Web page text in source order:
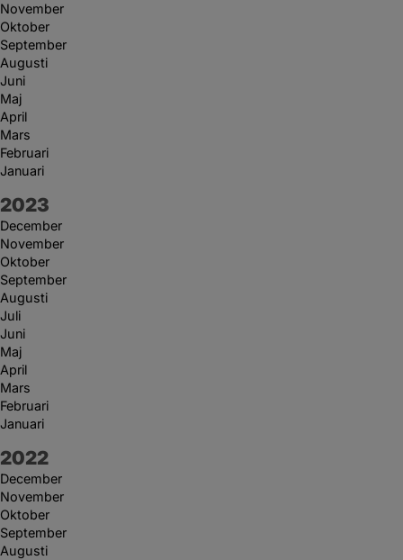
November
Oktober
September
Augusti
Juni
Maj
April
Mars
Februari
Januari
År:
2023
December
November
Oktober
September
Augusti
Juli
Juni
Maj
April
Mars
Februari
Januari
År:
2022
December
November
Oktober
September
Augusti